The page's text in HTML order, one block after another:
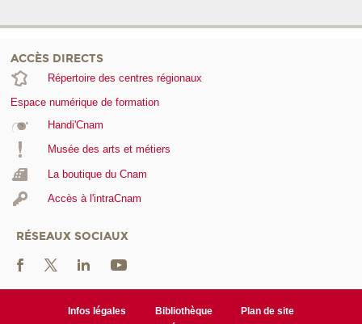
ACCÈS DIRECTS
Répertoire des centres régionaux
Espace numérique de formation
Handi'Cnam
Musée des arts et métiers
La boutique du Cnam
Accès à l'intraCnam
RÉSEAUX SOCIAUX
Infos légales Bibliothèque
Plan de site